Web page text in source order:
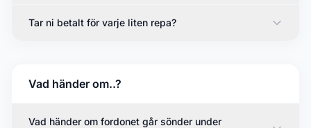
Tar ni betalt för varje liten repa?
Vad händer om..?
Vad händer om fordonet går sönder under